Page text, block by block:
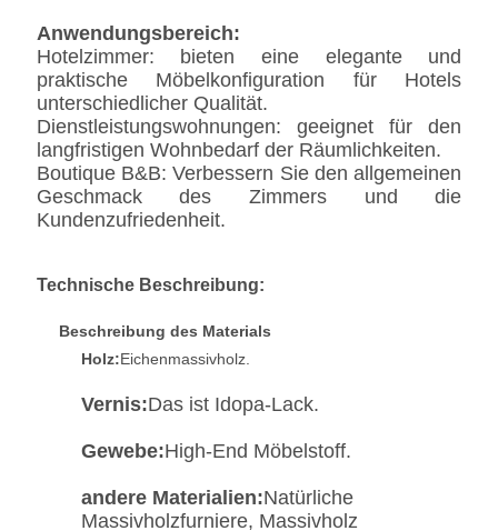
Anwendungsbereich:
Hotelzimmer: bieten eine elegante und
praktische Möbelkonfiguration für Hotels
unterschiedlicher Qualität.
Dienstleistungswohnungen: geeignet für den
langfristigen Wohnbedarf der Räumlichkeiten.
Boutique B&B: Verbessern Sie den allgemeinen
Geschmack des Zimmers und die
Kundenzufriedenheit.
Technische Beschreibung:
Beschreibung des Materials
Holz:Eichenmassivholz.
Vernis:Das ist Idopa-Lack.
Gewebe:High-End Möbelstoff.
andere Materialien:Natürliche
Massivholzfurniere, Massivholz